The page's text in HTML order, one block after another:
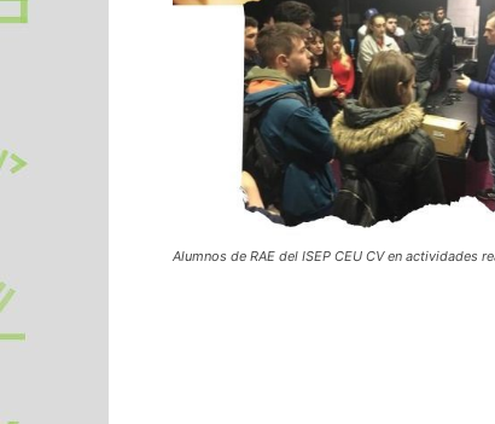
Alumnos de RAE del ISEP CEU CV en actividades